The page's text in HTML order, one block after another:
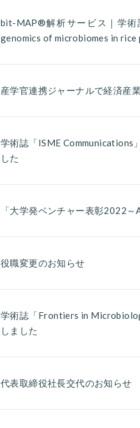
bit-MAP®解析サービス｜学術
genomics of microbiomes in rice
産学官連携ジャーナルで経済産
学術誌「ISME Communications
した
「大学発ベンチャー表彰2022
役職変更のお知らせ
学術誌「Frontiers in
しました
代表取締役社長交代のお知らせ